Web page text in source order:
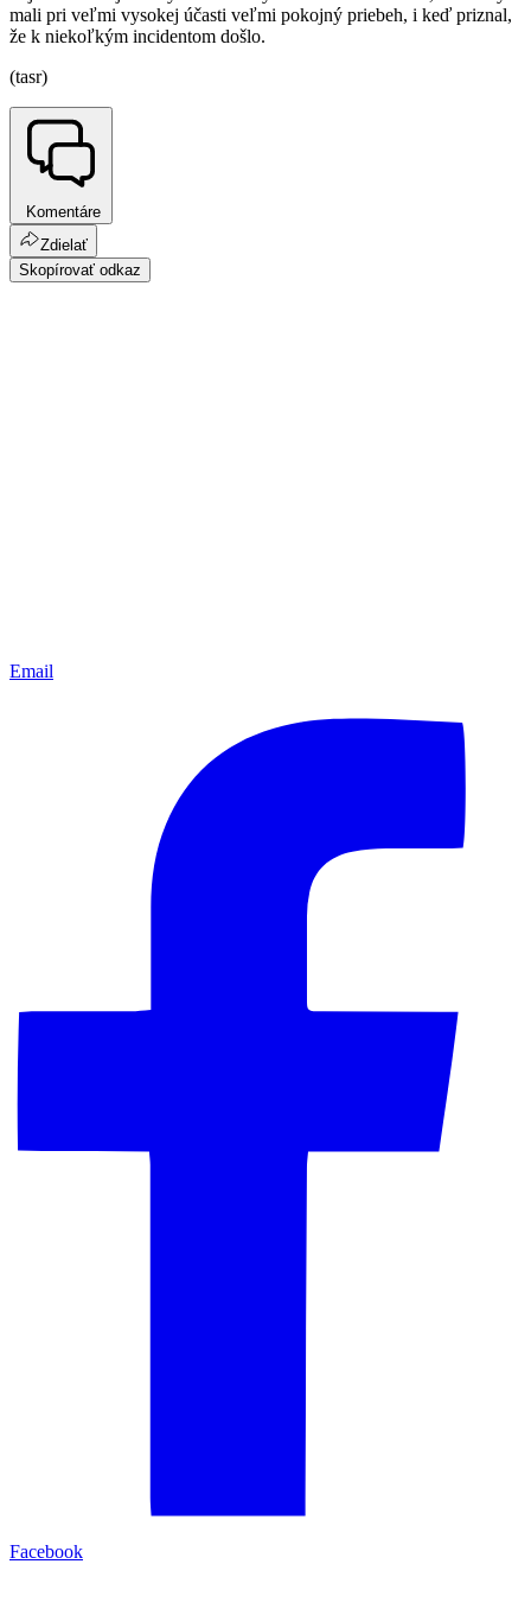
mali pri veľmi vysokej účasti veľmi pokojný priebeh, i keď priznal,
že k niekoľkým incidentom došlo.
(tasr)
Komentáre
Zdielať
Skopírovať odkaz
Email
Facebook